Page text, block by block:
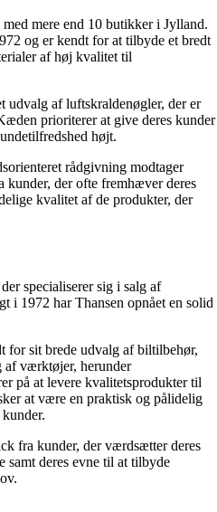
mere end 10 butikker i Jylland.
og er kendt for at tilbyde et bredt
af høj kvalitet til
udvalg af luftskraldenøgler, der er
prioriterer at give deres kunder
højt.
rådgivning modtager
kunder, der ofte fremhæver deres
kvalitet af de produkter, der
specialiserer sig i salg af
i 1972 har Thansen opnået en solid
for sit brede udvalg af biltilbehør,
af værktøjer, herunder
på at levere kvalitetsprodukter til
at være en praktisk og pålidelig
fra kunder, der værdsætter deres
samt deres evne til at tilbyde